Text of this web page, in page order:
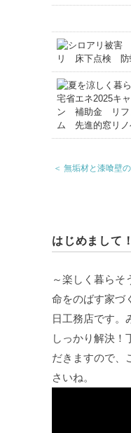
＜ 無垢材と漆喰壁
はじめまして
～楽しく暮らそ
命をのばす家づ
日工務店です。
しっかり解決！
だきますので、
さいね。